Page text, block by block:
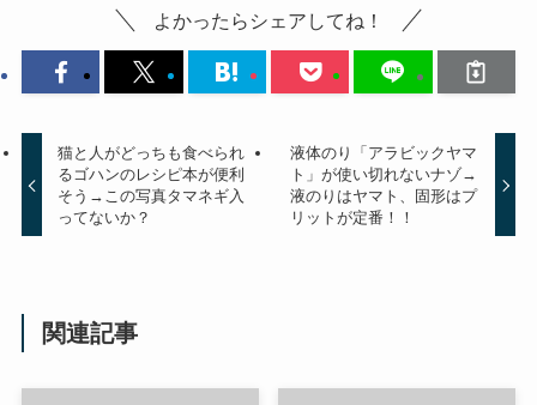
よかったらシェアしてね！
猫と人がどっちも食べられ
るゴハンのレシピ本が便利
そう→この写真タマネギ入
ってないか？
液体のり「アラビックヤマ
ト」が使い切れないナゾ→
液のりはヤマト、固形はプ
リットが定番！！
関連記事